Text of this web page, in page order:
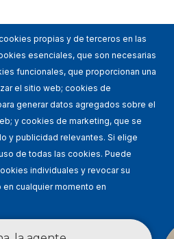
propias y de terceros en las
esenciales, que son necesarias
funcionales, que proporcionan una
el sitio web; cookies de
generar datos agregados sobre el
y cookies de marketing, que se
y publicidad relevantes. Si elige
de todas las cookies. Puede
individuales y revocar su
cualquier momento en